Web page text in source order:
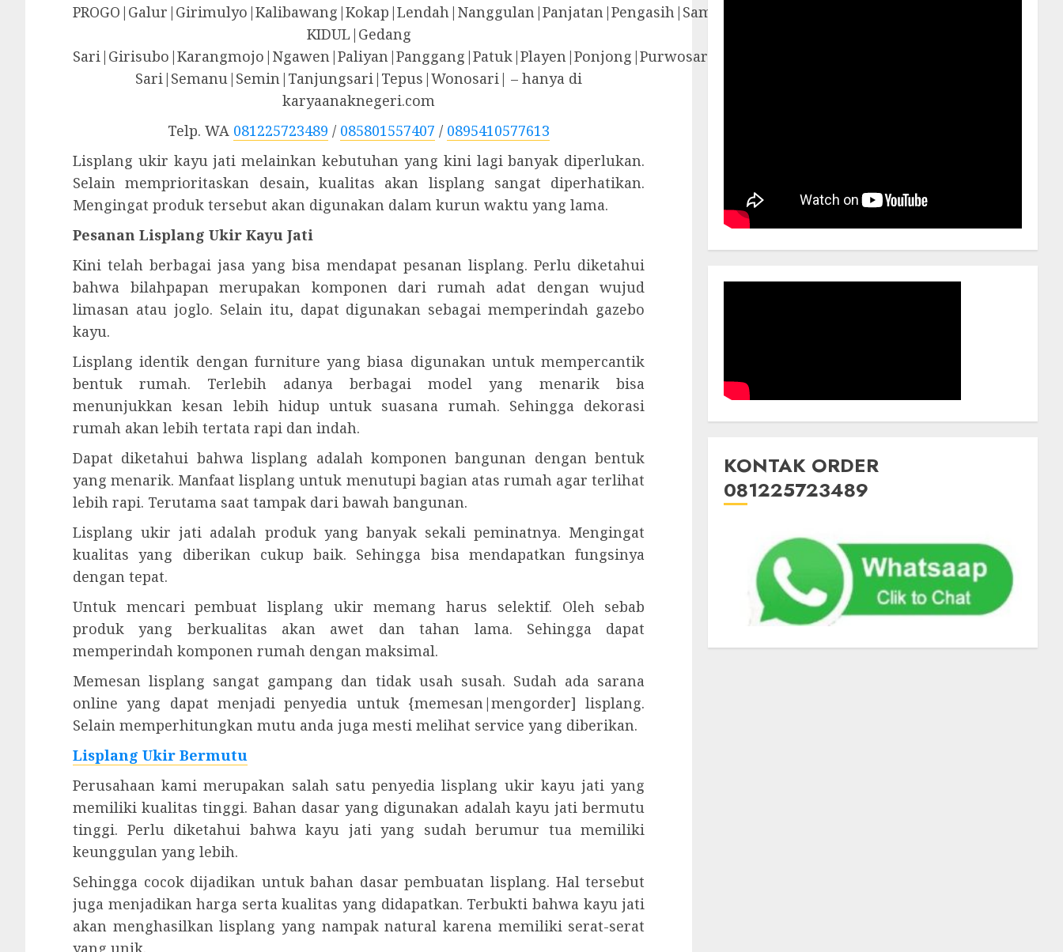
PROGO|Galur|Girimulyo|Kalibawang|Kokap|Lendah|Nanggulan|Panjatan|Pengasih|Samigaluh|Sentolo|Temon|Wates|GUNUNG
KIDUL|Gedang
Sari|Girisubo|Karangmojo|Ngawen|Paliyan|Panggang|Patuk|Playen|Ponjong|Purwosari|Rongkop|Sapto
Sari|Semanu|Semin|Tanjungsari|Tepus|Wonosari| – hanya di
karyaanaknegeri.com
Telp. WA 081225723489 / 085801557407 / 0895410577613
Lisplang ukir kayu jati melainkan kebutuhan yang kini lagi banyak diperlukan.
Selain memprioritaskan desain, kualitas akan lisplang sangat diperhatikan.
Mengingat produk tersebut akan digunakan dalam kurun waktu yang lama.
Pesanan Lisplang Ukir Kayu Jati
Kini telah berbagai jasa yang bisa mendapat pesanan lisplang. Perlu diketahui
bahwa bilahpapan merupakan komponen dari rumah adat dengan wujud
limasan atau joglo. Selain itu, dapat digunakan sebagai memperindah gazebo
kayu.
Lisplang identik dengan furniture yang biasa digunakan untuk mempercantik
bentuk rumah. Terlebih adanya berbagai model yang menarik bisa
menunjukkan kesan lebih hidup untuk suasana rumah. Sehingga dekorasi
rumah akan lebih tertata rapi dan indah.
Dapat diketahui bahwa lisplang adalah komponen bangunan dengan bentuk
yang menarik. Manfaat lisplang untuk menutupi bagian atas rumah agar terlihat
lebih rapi. Terutama saat tampak dari bawah bangunan.
Lisplang ukir jati adalah produk yang banyak sekali peminatnya. Mengingat
kualitas yang diberikan cukup baik. Sehingga bisa mendapatkan fungsinya
dengan tepat.
Untuk mencari pembuat lisplang ukir memang harus selektif. Oleh sebab
produk yang berkualitas akan awet dan tahan lama. Sehingga dapat
memperindah komponen rumah dengan maksimal.
Memesan lisplang sangat gampang dan tidak usah susah. Sudah ada sarana
online yang dapat menjadi penyedia untuk {memesan|mengorder] lisplang.
Selain memperhitungkan mutu anda juga mesti melihat service yang diberikan.
Lisplang Ukir Bermutu
Perusahaan kami merupakan salah satu penyedia lisplang ukir kayu jati yang
memiliki kualitas tinggi. Bahan dasar yang digunakan adalah kayu jati bermutu
tinggi. Perlu diketahui bahwa kayu jati yang sudah berumur tua memiliki
keunggulan yang lebih.
Sehingga cocok dijadikan untuk bahan dasar pembuatan lisplang. Hal tersebut
juga menjadikan harga serta kualitas yang didapatkan. Terbukti bahwa kayu jati
akan menghasilkan lisplang yang nampak natural karena memiliki serat-serat
yang unik.
KONTAK ORDER
081225723489